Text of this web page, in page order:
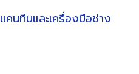
แคนทีนและเครื่องมือช่าง